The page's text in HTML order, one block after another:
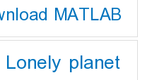
MATLAB
Lonely planet